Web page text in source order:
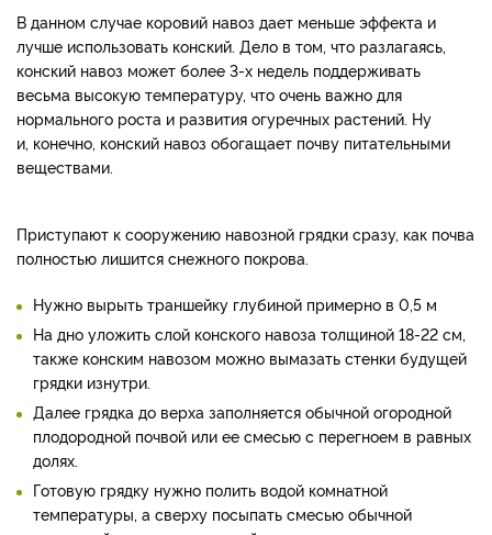
В данном случае коровий навоз дает меньше эффекта и
лучше использовать конский. Дело в том, что разлагаясь,
конский навоз может более 3-х недель поддерживать
весьма высокую температуру, что очень важно для
нормального роста и развития огуречных растений. Ну
и, конечно, конский навоз обогащает почву питательными
веществами.
Приступают к сооружению навозной грядки сразу, как почва
полностью лишится снежного покрова.
Нужно вырыть траншейку глубиной примерно в 0,5 м
На дно уложить слой конского навоза толщиной 18-22 см,
также конским навозом можно вымазать стенки будущей
грядки изнутри.
Далее грядка до верха заполняется обычной огородной
плодородной почвой или ее смесью с перегноем в равных
долях.
Готовую грядку нужно полить водой комнатной
температуры, а сверху посыпать смесью обычной